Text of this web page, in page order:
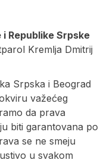
Republike Srpske
Kremlja Dmitrij
Srpska i Beograd
važećeg
da prava
biti garantovana po
se ne smeju
u svakom